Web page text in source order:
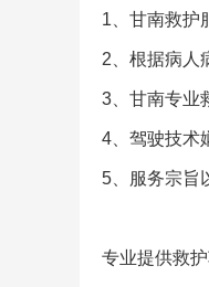
1、甘南救护
2、根据病人
3、甘南专业
4、驾驶技术
5、服务宗旨
专业提供救